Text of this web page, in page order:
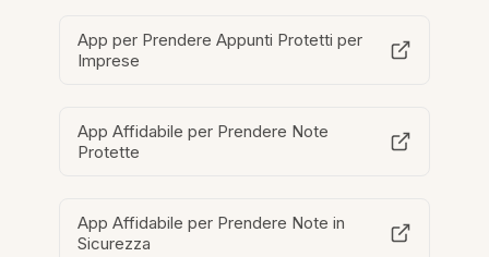
App per Prendere Appunti Protetti per
Imprese
App Affidabile per Prendere Note
Protette
App Affidabile per Prendere Note in
Sicurezza